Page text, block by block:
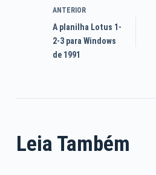
ANTERIOR
A planilha Lotus 1-
2-3 para Windows
de 1991
Leia Também